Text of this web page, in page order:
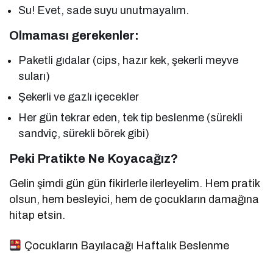
Su! Evet, sade suyu unutmayalım.
Olmaması gerekenler:
Paketli gıdalar (cips, hazır kek, şekerli meyve
suları)
Şekerli ve gazlı içecekler
Her gün tekrar eden, tek tip beslenme (sürekli
sandviç, sürekli börek gibi)
Peki Pratikte Ne Koyacağız?
Gelin şimdi gün gün fikirlerle ilerleyelim. Hem pratik
olsun, hem besleyici, hem de çocukların damağına
hitap etsin.
Çocukların Bayılacağı Haftalık Beslenme